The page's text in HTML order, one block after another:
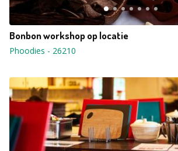
Bonbon workshop op locatie
Phoodies - 26210